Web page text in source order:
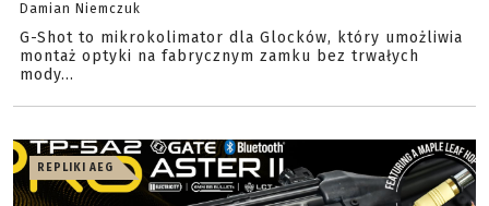
Damian Niemczuk
G-Shot to mikrokolimator dla Glocków, który umożliwia
montaż optyki na fabrycznym zamku bez trwałych
mody...
REPLIKI AEG